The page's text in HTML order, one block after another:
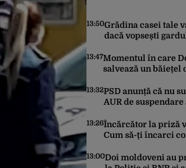
13:50Grădina casei tale
dacă vopsești
13:47Momentul în care
salvează un băiețel
adresa lui Biden
13:32PSD anunță că nu
AUR de
care președintele ar
13:26Încărcător la priză
Cum să-ți încarci
13:00Doi moldoveni au